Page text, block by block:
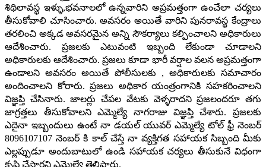
శిథిలావస్థ ఇళ్ళు,భవనాలలో ఉన్నవారిని అప్రమత్తంగా ఉంచేలా చర్యలు
తీసుకోవాలి చూసించారు. అవసరం అయితే వారిని పునరావస్థ కేంద్రాలు
తరలించి అక్కడ అవసరమైన అన్ని సౌకర్యాలు కల్పించాలని అధికారులు
ఆదేశించారు. ప్రజలకు ఎటువంటి ఇబ్బంది లేకుండా చూడాలని
అధికారులకు ఆదేశించారు. ప్రజలు కూడా భారీ వర్షాల వలన అప్రమత్తంగా
ఉండాలని అవసరం అయితే పోలీసులకు , అధికారులకు సమాచారం
అందించాలని కోరారు. ప్రజలు అధికార యంత్రంగానికి సహకరించాలని
విజ్ఞప్తి చేసినారు. జాలర్లు చేపల వేటకు వెళ్ళరాదని ప్రజలందరూ తగు
జాగ్రత్తలు తీసుకోవాలని ఎమ్మెల్యే నాగరాజు విజ్ఞప్తి చేశారు. ప్రజలకు
ఎదైనా ఇబ్బందులు ఉంటే నా డయల్ యువర్ ఎమ్మెల్యే టోల్ ఫ్రీ నెంబర్
8096107107 నెంబర్ కి కాల్ చేస్తే నా వ్యక్తిగత సహాయక సిబ్బంది మీకు
ఎల్లప్పుడూ అందుబాటులో ఉండి సహాయక చర్యలు తీసుకునే విధంగా
కృషి చేస్తారని ఎమ్మెల్యే తెలిపారు.